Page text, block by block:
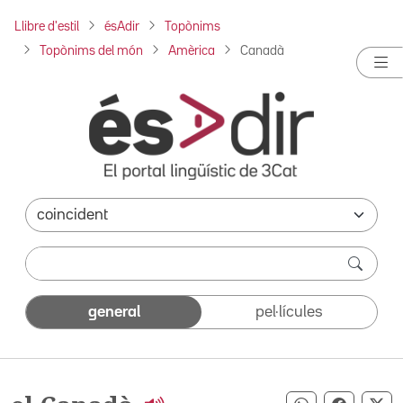
Llibre d'estil ésAdir Topònims
Topònims del món Amèrica Canadà
general pel·lícules